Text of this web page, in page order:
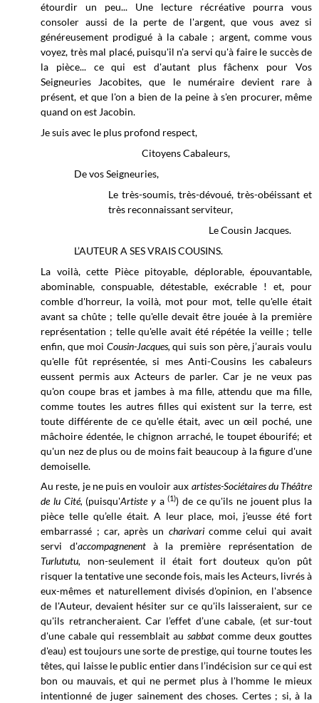
étourdir un peu... Une lecture récréative pourra vous
consoler aussi de la perte de l'argent, que vous avez si
généreusement prodigué à la cabale ; argent, comme vous
voyez, très mal placé, puisqu'il n'a servi qu'à faire le succès de
la pièce... ce qui est d'autant plus fâchenx pour Vos
Seigneuries Jacobites, que le numéraire devient rare à
présent, et que l'on a bien de la peine à s'en procurer, même
quand on est Jacobin.
Je suis avec le plus profond respect,
Citoyens Cabaleurs,
De vos Seigneuries,
Le très-soumis, très-dévoué, très-obéissant et
très reconnaissant serviteur,
Le Cousin Jacques.
L’AUTEUR A SES VRAIS COUSINS.
La voilà, cette Pièce pitoyable, déplorable, épouvantable,
abominable, conspuable, détestable, exécrable ! et, pour
comble d'horreur, la voilà, mot pour mot, telle qu'elle était
avant sa chûte ; telle qu'elle devait être jouée à la première
représentation ; telle qu'elle avait été répétée la veille ; telle
enfin, que moi Cousin-Jacques,qui suis son père, j’aurais voulu
qu'elle fût représentée, si mes Anti-Cousins les cabaleurs
eussent permis aux Acteurs de parler. Car je ne veux pas
qu'on coupe bras et jambes à ma fille, attendu que ma fille,
comme toutes les autres filles qui existent sur la terre, est
toute différente de ce qu'elle était, avec un œil poché, une
mâchoire édentée, le chignon arraché, le toupet ébourifé; et
qu'un nez de plus ou de moins fait beaucoup à la figure d'une
demoiselle.
Au reste, je ne puis en vouloir aux artistes-Sociétaires du Théâtre
de lu Cité, (puisqu'Artiste y a(1)) de ce qu'ils ne jouent plus la
pièce telle qu’elle était. A leur place, moi, j'eusse été fort
embarrassé ; car, après un charivaricomme celui qui avait
servi d'accompagnenent à la première représentation de
Turlututu, non-seulement il était fort douteux qu'on pût
risquer la tentative une seconde fois, mais les Acteurs, livrés à
eux-mêmes et naturellement divisés d'opinion, en l'absence
de l'Auteur, devaient hésiter sur ce qu'ils laisseraient, sur ce
qu'ils retrancheraient. Car l’effet d’une cabale, (et sur-tout
d'une cabale qui ressemblait ausabbatcomme deux gouttes
d'eau) est toujours une sorte de prestige, qui tourne toutes les
têtes, qui laisse le public entier dans l’indécision sur ce qui est
bon ou mauvais, et qui ne permet plus à l'homme le mieux
intentionné de juger sainement des choses. Certes ; si, à la